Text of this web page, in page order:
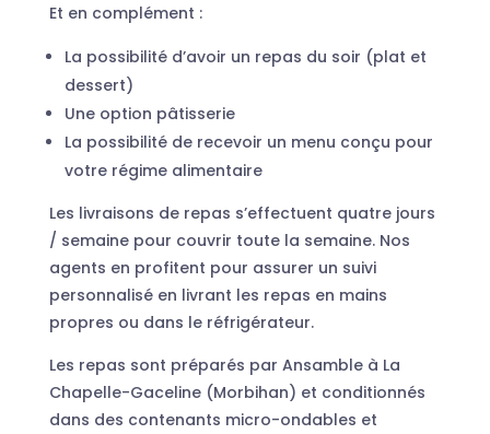
Et en complément :
La possibilité d’avoir un repas du soir (plat et
dessert)
Une option pâtisserie
La possibilité de recevoir un menu conçu pour
votre régime alimentaire
Les livraisons de repas s’effectuent quatre jours
/ semaine pour couvrir toute la semaine. Nos
agents en profitent pour assurer un suivi
personnalisé en livrant les repas en mains
propres ou dans le réfrigérateur.
Les repas sont préparés par Ansamble à La
Chapelle-Gaceline (Morbihan) et conditionnés
dans des contenants micro-ondables et